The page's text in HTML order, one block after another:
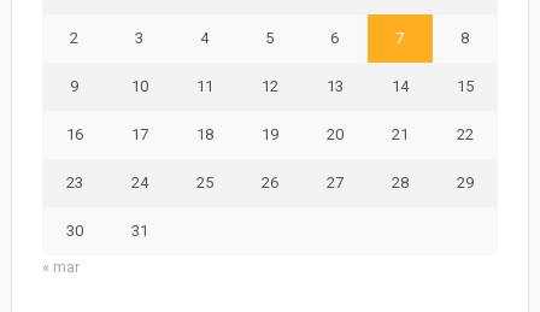
2 3 4 5 6 7 8
9 10 11 12 13 14 15
16 17 18 19 20 21 22
23 24 25 26 27 28 29
30
31
« mar